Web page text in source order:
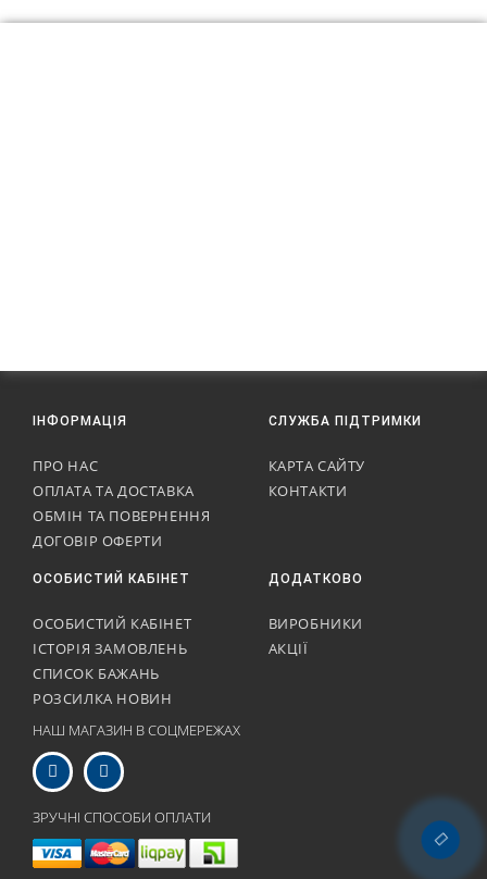
ІНФОРМАЦІЯ
ПРО НАС
ОПЛАТА ТА ДОСТАВКА
ОБМІН ТА ПОВЕРНЕННЯ
ДОГОВІР ОФЕРТИ
СЛУЖБА ПІДТРИМКИ
КАРТА САЙТУ
КОНТАКТИ
ОСОБИСТИЙ КАБІНЕТ
ОСОБИСТИЙ КАБІНЕТ
ІСТОРІЯ ЗАМОВЛЕНЬ
СПИСОК БАЖАНЬ
РОЗСИЛКА НОВИН
ДОДАТКОВО
ВИРОБНИКИ
АКЦІЇ
НАШ МАГАЗИН В СОЦМЕРЕЖАХ
ЗРУЧНІ СПОСОБИ ОПЛАТИ